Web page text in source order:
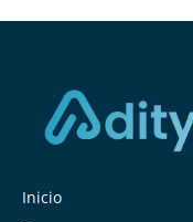
Inicio